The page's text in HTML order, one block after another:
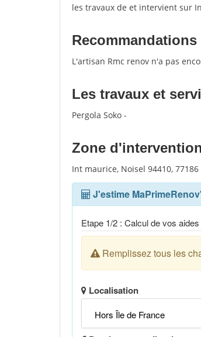
les travaux de et intervient sur
L'artisan Rmc renov n'a pas
Les travaux et
Pergola Soko -
Zone
Int maurice, Noisel 94410, 77186